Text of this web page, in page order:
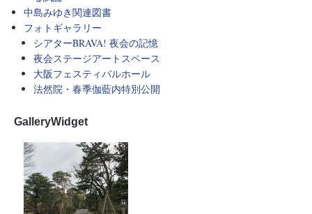
中島みゆき関連図書
フォトギャラリー
シアターBRAVA! 夜会の記憶
夜会ステージアートスペース
大阪フェスティバルホール
法然院・春季伽藍内特別公開
GalleryWidget